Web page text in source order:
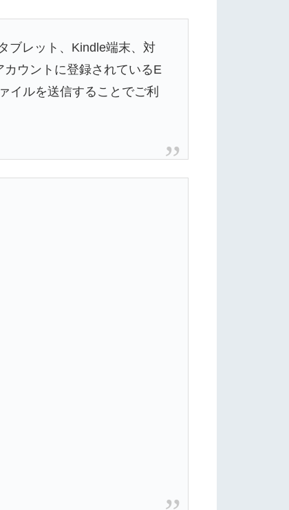
ブレット、Kindle端末、対
ウントに登録されているE
イルを送信することでご利